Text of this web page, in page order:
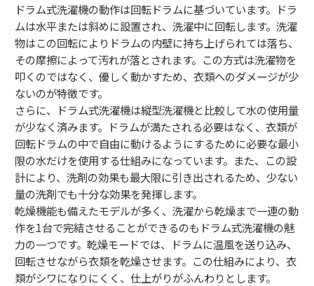
ドラム式洗濯機の動作は回転ドラムに基づいています。ドラ
ムは水平または斜めに設置され、洗濯中に回転します。洗濯
物はこの回転によりドラムの内壁に持ち上げられては落ち、
その摩擦によって汚れが落とされます。この方式は洗濯物を
叩くのではなく、優しく動かすため、衣類へのダメージが少
ないのが特徴です。
さらに、ドラム式洗濯機は縦型洗濯機と比較して水の使用量
が少なく済みます。ドラムが満たされる必要はなく、衣類が
回転ドラムの中で自由に動けるようにするために必要な最小
限の水だけを使用する仕組みになっています。また、この設
計により、洗剤の効果も最大限に引き出されるため、少ない
量の洗剤でも十分な効果を発揮します。
乾燥機能も備えたモデルが多く、洗濯から乾燥まで一連の動
作を1台で完結させることができるのもドラム式洗濯機の魅
力の一つです。乾燥モードでは、ドラムに温風を送り込み、
回転させながら衣類を乾燥させます。この仕組みにより、衣
類がシワになりにくく、仕上がりがふんわりとします。